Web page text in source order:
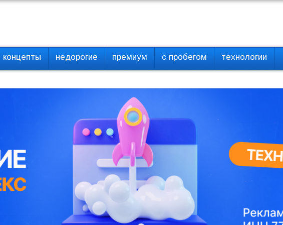
концепты недорогие премиум с пробегом технологии